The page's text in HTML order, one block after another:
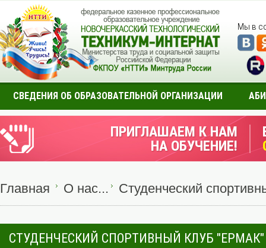
Мы в
СВЕДЕНИЯ ОБ ОБРАЗОВАТЕЛЬНОЙ ОРГАНИЗАЦИИ
ПРИГЛАШАЕМ К НАМ
НА ОБУЧЕНИЕ!
Главная О нас... Студенческий
СТУДЕНЧЕСКИЙ СПОРТИВНЫЙ КЛУБ "ЕРМАК"